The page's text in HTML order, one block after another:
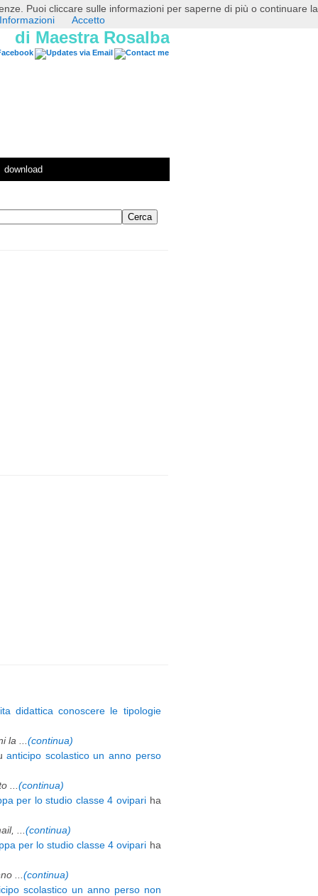
di Maestra Rosalba
download
didattica conoscere le tipologie
la ... (continua)
anticipo scolastico un anno perso
... (continua)
per lo studio classe 4 ovipariha
... (continua)
per lo studio classe 4 ovipari ha
... (continua)
scolastico un anno perso non
Puoi cliccare sulle informazioni per saperne di più o continuare la
Accetto